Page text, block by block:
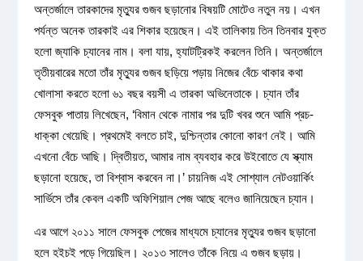
অন্তর্জালে তারকাদের মৃত্যুর গুজব ছড়ানোর বিষয়টি মোটেও নতুন নয়। এখন
পর্যন্ত অনেক তারকাই এর শিকার হয়েছেন। এই তালিকায় তিন তিনবার যুক্ত
হলো জ্যাকি চ্যানের নাম। বলা যায়, হ্যাটট্রিকই করলেন তিনি। অন্তর্জালে
তৃতীয়বারের মতো তাঁর মৃত্যুর গুজব ছড়িয়ে পড়ায় নিজের বেঁচে থাকার কথা
খোলাসা করতে হলো ৬১ বছর বয়সী এ তারকা অভিনেতাকে। চ্যান তাঁর
ফেসবুক পাতায় লিখেছেন, ‘বিমান থেকে নামার পর দুটি খবর শুনে আমি প্রচ-
ধাক্কা খেয়েছি। প্রথমেই বলতে চাই, দুশ্চিন্তার কোনো কারণ নেই। আমি
এখনো বেঁচে আছি। দ্বিতীয়ত, আমার নাম ব্যবহার করে উইবোতে যে স্ক্যাম
ছড়ানো হয়েছে, তা বিশ্বাস করবেন না।’ চায়নিজ এই সোশ্যাল নেটওয়ার্কিং
সার্ভিসে তাঁর কেবল একটি অফিশিয়াল পেজ আছে বলেও জানিয়েছেন চ্যান।
এর আগে ২০১১ সালে ফেসবুক পেজের মাধ্যমে চ্যানের মৃত্যুর গুজব ছড়ানো
হলে হইচই পড়ে গিয়েছিল। ২০১৩ সালেও তাঁকে নিয়ে এ গুজব ছড়ায়।